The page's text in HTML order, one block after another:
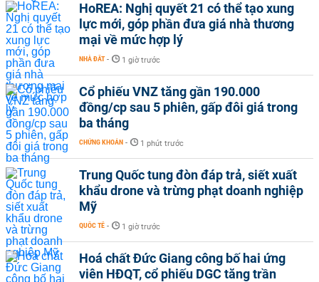
HoREA: Nghị quyết 21 có thể tạo xung
lực mới, góp phần đưa giá nhà thương
mại về mức hợp lý
NHÀ ĐẤT - 1 giờ trước
Cổ phiếu VNZ tăng gần 190.000
đồng/cp sau 5 phiên, gấp đôi giá trong
ba tháng
CHỨNG KHOÁN - 1 phút trước
Trung Quốc tung đòn đáp trả, siết xuất
khẩu drone và trừng phạt doanh nghiệp
Mỹ
QUỐC TẾ - 1 giờ trước
Hoá chất Đức Giang công bố hai ứng
viên HĐQT, cổ phiếu DGC tăng trần